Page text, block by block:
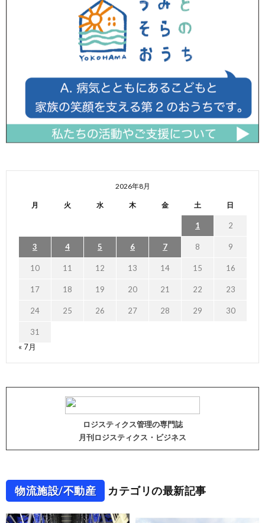
2026年8月
月 火 水 木 金 土 日
1 2
3 4 5 6 7 8 9
10 11 12 13 14 15 16
17 18 19 20 21 22 23
24 25 26 27 28 29 30
31
« 7月
ロジスティクス管理の専門誌
月刊ロジスティクス・ビジネス
物流施設/不動産 カテゴリの最新記事